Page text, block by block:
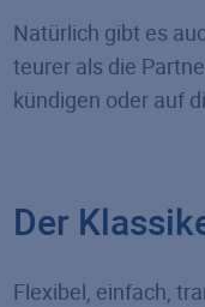
Natürlich gibt es
teurer als die
kündigen oder auf
Der
Flexibel, einfach,